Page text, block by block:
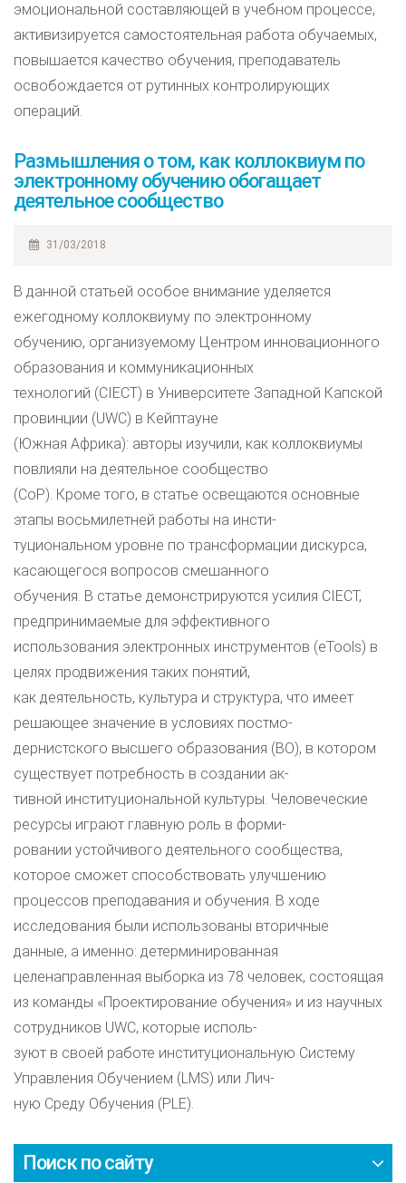
эмоциональной составляющей в учебном процессе,
активизируется самостоятельная работа обучаемых,
повышается качество обучения, преподаватель
освобождается от рутинных контролирующих
операций.
Размышления о том, как коллоквиум по
электронному обучению обогащает
деятельное сообщество
31/03/2018
В данной статьей особое внимание уделяется
ежегодному коллоквиуму по электронному
обучению, организуемому Центром инновационного
образования и коммуникационных
технологий (CIECT) в Университете Западной Капской
провинции (UWC) в Кейптауне
(Южная Африка): авторы изучили, как коллоквиумы
повлияли на деятельное сообщество
(CoP). Кроме того, в статье освещаются основные
этапы восьмилетней работы на инсти-
туциональном уровне по трансформации дискурса,
касающегося вопросов смешанного
обучения. В статье демонстрируются усилия CIECT,
предпринимаемые для эффективного
использования электронных инструментов (eTools) в
целях продвижения таких понятий,
как деятельность, культура и структура, что имеет
решающее значение в условиях постмо-
дернистского высшего образования (ВО), в котором
существует потребность в создании ак-
тивной институциональной культуры. Человеческие
ресурсы играют главную роль в форми-
ровании устойчивого деятельного сообщества,
которое сможет способствовать улучшению
процессов преподавания и обучения. В ходе
исследования были использованы вторичные
данные, а именно: детерминированная
целенаправленная выборка из 78 человек, состоящая
из команды «Проектирование обучения» и из научных
сотрудников UWC, которые исполь-
зуют в своей работе институциональную Систему
Управления Обучением (LMS) или Лич-
ную Среду Обучения (PLE).
Поиск по сайту